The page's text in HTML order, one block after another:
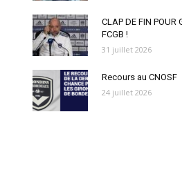
CLAP DE FIN POUR
FCGB !
31 juillet 2026
Recours au CNOSF
24 juillet 2026